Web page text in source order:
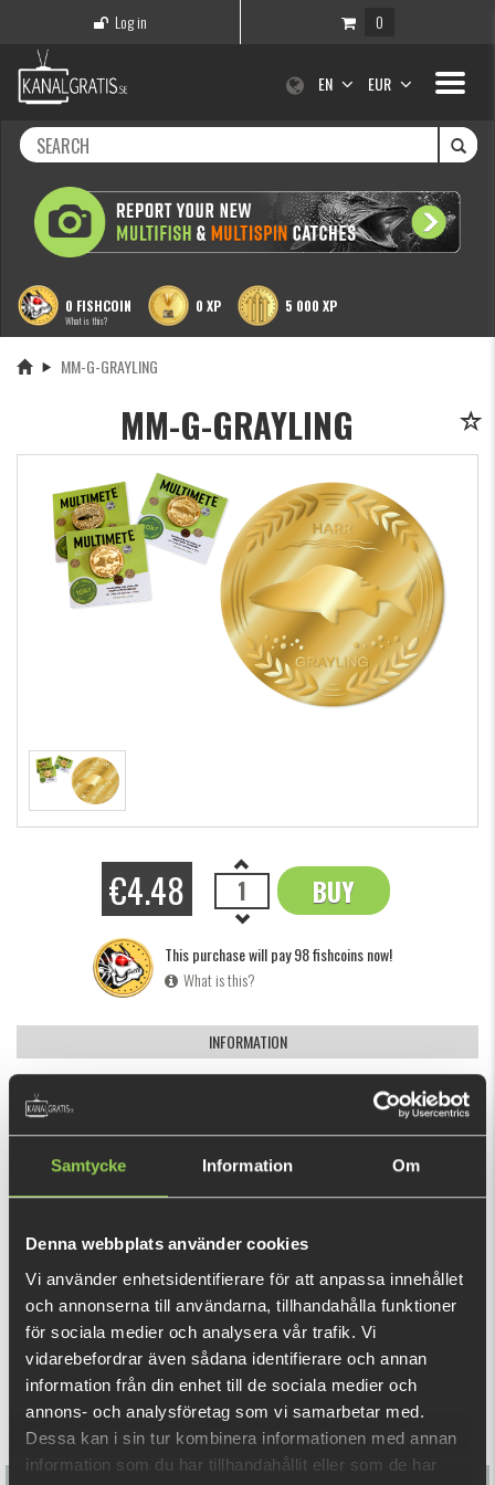
Samtycke Information Om
Denna webbplats använder cookies
Vi använder enhetsidentifierare för att anpassa innehållet
och annonserna till användarna, tillhandahålla funktioner
för sociala medier och analysera vår trafik. Vi
vidarebefordrar även sådana identifierare och annan
information från din enhet till de sociala medier och
annons- och analysföretag som vi samarbetar med.
Dessa kan i sin tur kombinera informationen med annan
information som du har tillhandahållit eller som de har
Log in 0
Toggle
EN EUR
0 FISHCOIN
What is this?
0 XP 5 000 XP
MM-G-GRAYLING
MM-G-GRAYLING
€4.48 BUY
OK
This purchase will pay 98 fishcoins now!
What is this?
INFORMATION
10 SEK each goes to charity, which we will tell you more
about in the 2024 advent calendar on the YouTube channel
PLEASE NOTE:This pin can only be purchased after approval
submitting a catch.
Exclusive Multifish pin in metal, approximately 2.6mm in
diameter, with a pin on the back to attach to a backpack,
cap, jacket, or other items.
SHOW MORE
RELATED PRODUCTS